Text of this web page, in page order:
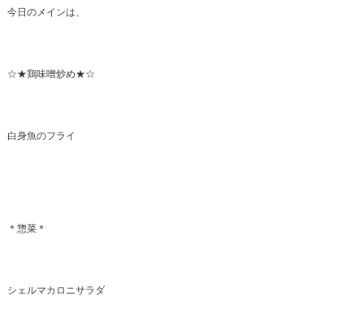
今日のメインは、
☆★鶏味噌炒め★☆
白身魚のフライ
＊惣菜＊
シェルマカロニサラダ